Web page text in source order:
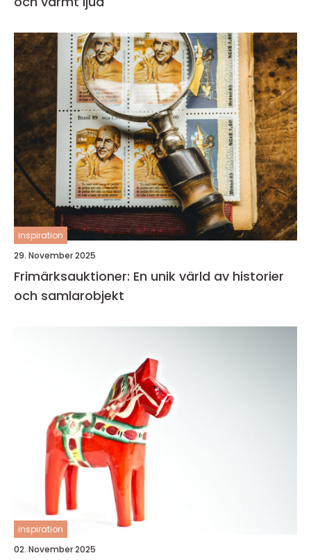
inspiration
29. November 2025
Frimärksauktioner: En unik värld av historier
och samlarobjekt
inspiration
02. November 2025